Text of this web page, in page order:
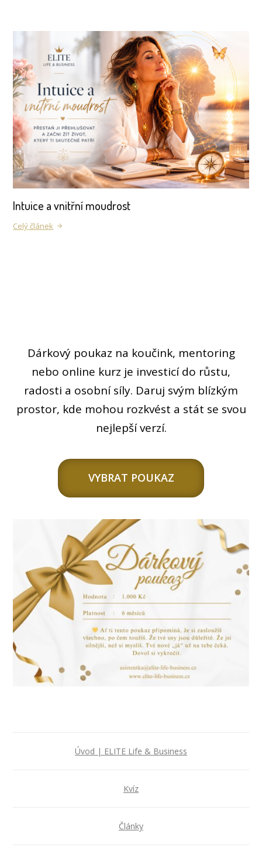
Intuice a vnitřní moudrost
Celý článek
Dárkový poukaz na koučink, mentoring
nebo online kurz je investicí do růstu,
radosti a osobní síly. Daruj svým blízkým
prostor, kde mohou rozkvést a stát se svou
nejlepší verzí.
VYBRAT POUKAZ
Úvod | ELITE Life & Business
Kvíz
Články